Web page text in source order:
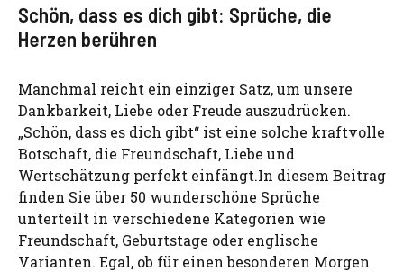
Schön, dass es dich gibt: Sprüche, die
Herzen berühren
Manchmal reicht ein einziger Satz, um unsere
Dankbarkeit, Liebe oder Freude auszudrücken.
„Schön, dass es dich gibt“ ist eine solche kraftvolle
Botschaft, die Freundschaft, Liebe und
Wertschätzung perfekt einfängt.In diesem Beitrag
finden Sie über 50 wunderschöne Sprüche
unterteilt in verschiedene Kategorien wie
Freundschaft, Geburtstage oder englische
Varianten. Egal, ob für einen besonderen Morgen